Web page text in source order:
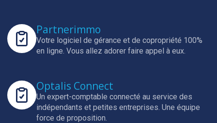
Partnerimmo
Votre logiciel de gérance et de copropriété 100%
en ligne. Vous allez adorer faire appel à eux.
Optalis Connect
Un expert-comptable connecté au service des
indépendants et petites entreprises. Une équipe
force de proposition.